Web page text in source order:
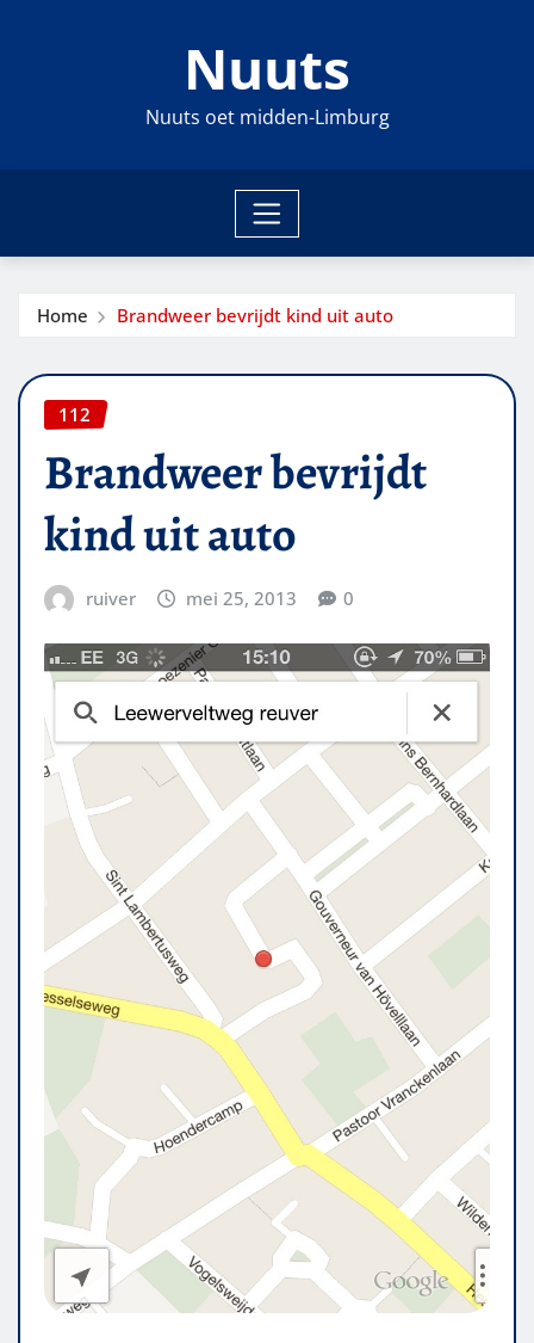
Nuuts
Nuuts oet midden-Limburg
Home Brandweer bevrijdt kind uit auto
112
Brandweer bevrijdt
kind uit auto
ruiver mei 25, 2013 0